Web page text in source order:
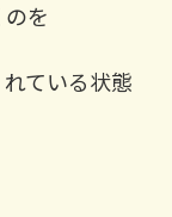
を
ている状態